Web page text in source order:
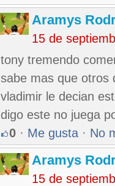
Aramys
15 de
tony tremendo
sabe mas que otros
vladimir le decian
digo este no juega
0 · Me gusta · No
Aramys
15 de